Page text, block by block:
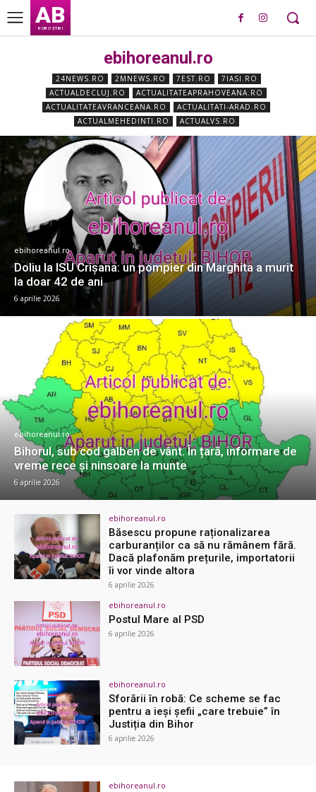
AB
ROBO ȘTIRI
ebihoreanul.ro
24NEWS.RO 2MNEWS.RO 7EST.RO
7IASI.RO
ACTUALDECLUJ.RO
ACTUALITATEAPRAHOVEANA.RO
ACTUALITATEAVRANCEANA.RO
ACTUALITATI-ARAD.RO
ACTUALMEHEDINTI.RO
ACTUALVS.RO
ebihoreanul.ro
Doliu la ISU Crișana: un pompier din Marghita a murit
la doar 42 de ani
6 aprilie 2026
ebihoreanul.ro
Bihorul, sub cod galben de vânt. În țară, informare de
vreme rece și ninsoare la munte
6 aprilie 2026
ebihoreanul.ro
Băsescu propune raționalizarea
carburanților ca să nu rămânem fără.
Dacă plafonăm prețurile, importatorii
îi vor vinde altora
6 aprilie 2026
ebihoreanul.ro
Postul Mare al PSD
6 aprilie 2026
ebihoreanul.ro
Sforării în robă: Ce scheme se fac
pentru a ieși șefii „care trebuie” în
Justiția din Bihor
6 aprilie 2026
ebihoreanul.ro